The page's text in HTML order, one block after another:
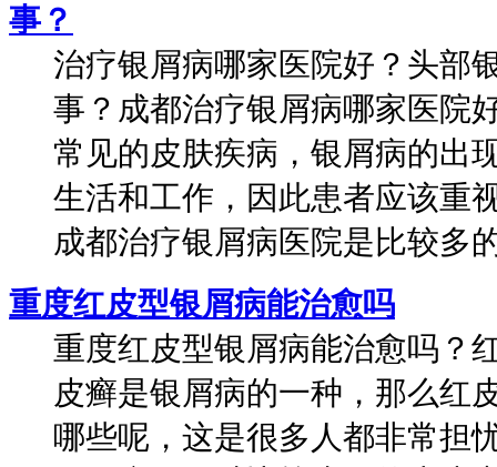
事？
治疗银屑病哪家医院好？头部
事？成都治疗银屑病哪家医院
常见的皮肤疾病，银屑病的出
生活和工作，因此患者应该重
成都治疗银屑病医院是比较多
重度红皮型银屑病能治愈吗
重度红皮型银屑病能治愈吗？
皮癣是银屑病的一种，那么红
哪些呢，这是很多人都非常担